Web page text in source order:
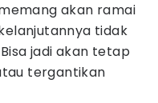
akan ramai
tidak
jadi akan tetap
tergantikan